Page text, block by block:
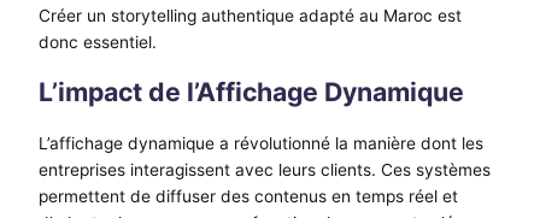
Créer un storytelling authentique adapté au Maroc est
donc essentiel.
L’impact de l’Affichage Dynamique
L’affichage dynamique a révolutionné la manière dont les
entreprises interagissent avec leurs clients. Ces systèmes
permettent de diffuser des contenus en temps réel et